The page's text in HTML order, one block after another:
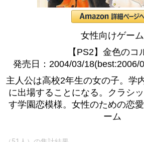
女性向けゲーム
【PS2】金色のコ
発売日：2004/03/18(best:2006/
主人公は高校2年生の女の子。学
に出場することになる。クラシ
す学園恋模様。女性のための恋
ーム